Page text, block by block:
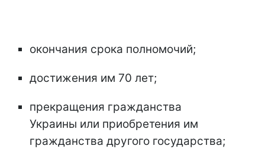
окончания срока полномочий;
достижения им 70 лет;
прекращения гражданства
Украины или приобретения им
гражданства другого государства;